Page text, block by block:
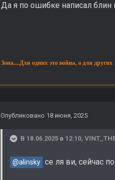
Да я по ошибке написал
Зона....Для одних это война, а для
Опубликовано 18 июня, 2025
В 18.06.2025 в 12:10,
@alinsky се ля ви, сейчас